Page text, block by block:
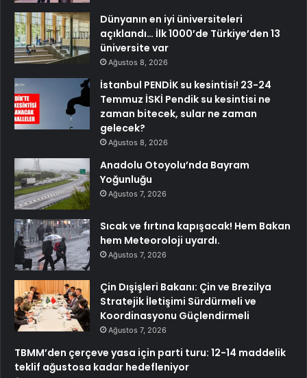
Dünyanın en iyi üniversiteleri
açıklandı… İlk 1000’de Türkiye’den 13
üniversite var
Ağustos 8, 2026
İstanbul PENDİK su kesintisi! 23-24
Temmuz İSKİ Pendik su kesintisi ne
zaman bitecek, sular ne zaman
gelecek?
Ağustos 8, 2026
Anadolu Otoyolu’nda Bayram
Yoğunluğu
Ağustos 7, 2026
Sıcak ve fırtına kapışacak! Hem Bakan
hem Meteoroloji uyardı.
Ağustos 7, 2026
Çin Dışişleri Bakanı: Çin ve Brezilya
Stratejik İletişimi Sürdürmeli ve
Koordinasyonu Güçlendirmeli
Ağustos 7, 2026
TBMM’den çerçeve yasa için parti turu: 12-14 maddelik
teklif ağustosa kadar hedefleniyor